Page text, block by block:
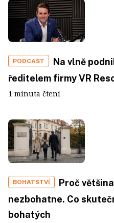
PODCAST
Na vlně
ředitelem firmy VR
1 minuta čtení
BOHATSTVÍ
Proč
nezbohatne. Co
bohatých